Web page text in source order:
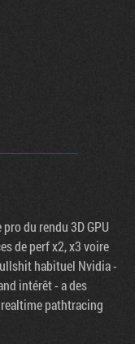
du rendu 3D GPU
de perf x2, x3 voire
habituel Nvidia -
intérêt - a des
pathtracing